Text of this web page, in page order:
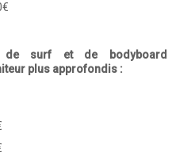
de surf et de bodyboard
plus approfondis :